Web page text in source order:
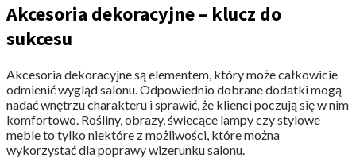
Akcesoria dekoracyjne – klucz do
sukcesu
Akcesoria dekoracyjne są elementem, który może całkowicie
odmienić wygląd salonu. Odpowiednio dobrane dodatki mogą
nadać wnętrzu charakteru i sprawić, że klienci poczują się w nim
komfortowo. Rośliny, obrazy, świecące lampy czy stylowe
meble to tylko niektóre z możliwości, które można
wykorzystać dla poprawy wizerunku salonu.